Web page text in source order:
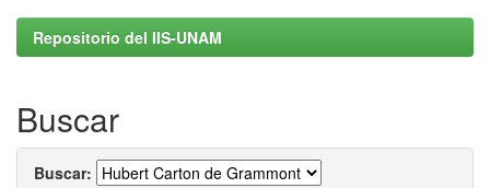
Repositorio del IIS-UNAM
Buscar
Buscar: